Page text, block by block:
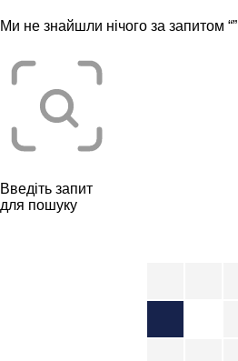
Ми не знайшли нічого за запитом “”
Введіть запит
для пошуку